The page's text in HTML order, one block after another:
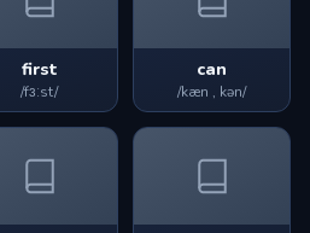
first
/fɜːst/
can
/kæn , kən/